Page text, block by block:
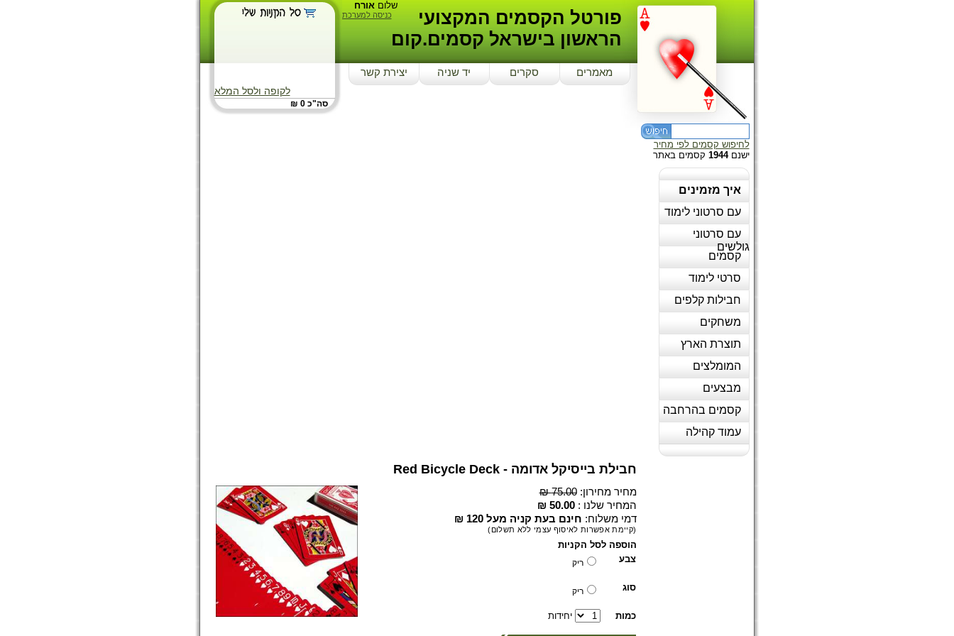
לקופה ולסל המלא
סה"כ 0 ₪
שלוםאורח
כניסה למערכת
פורטל הקסמים המקצועי
הראשון בישראל קסמים.קום
מאמרים סקרים יד שניה יצירת קשר
לחיפוש קסמים לפי מחיר
ישנם1944 קסמים באתר
איך מזמינים
עם סרטוני לימוד
עם סרטוני
גולשים
קסמים
סרטי לימוד
חבילות קלפים
משחקים
תוצרת הארץ
המומלצים
מבצעים
קסמים בהרחבה
עמוד קהילה
חבילת בייסיקל אדומה - Red Bicycle Deck
מחיר מחירון:75.00 ₪
המחיר שלנו :50.00 ₪
דמי משלוח: חינם בעת קניה מעל 120 ₪
(קיימת אפשרות לאיסוף עצמי ללא תשלום)
הוספה לסל הקניות
צבע
ריק
סוג ריק
כמות יחידות